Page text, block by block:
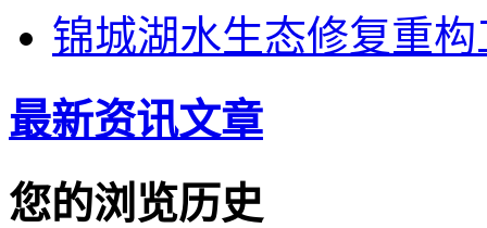
锦城湖水生态修复重构
最新资讯文章
您的浏览历史